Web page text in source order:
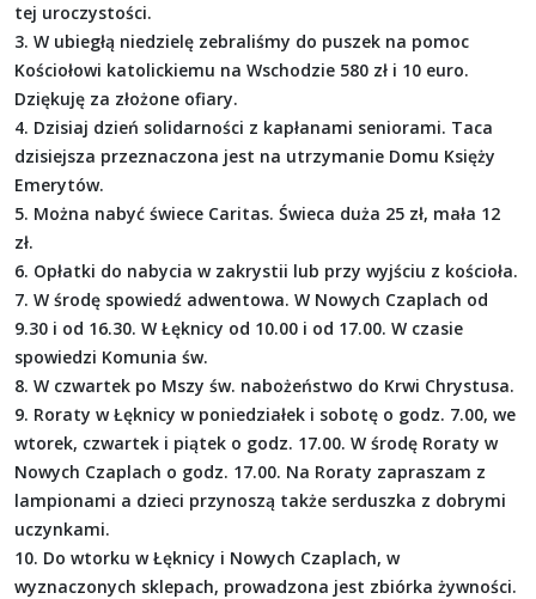
tej uroczystości.
3. W ubiegłą niedzielę zebraliśmy do puszek na pomoc
Kościołowi katolickiemu na Wschodzie 580 zł i 10 euro.
Dziękuję za złożone ofiary.
4. Dzisiaj dzień solidarności z kapłanami seniorami. Taca
dzisiejsza przeznaczona jest na utrzymanie Domu Księży
Emerytów.
5. Można nabyć świece Caritas. Świeca duża 25 zł, mała 12
zł.
6. Opłatki do nabycia w zakrystii lub przy wyjściu z kościoła.
7. W środę spowiedź adwentowa. W Nowych Czaplach od
9.30 i od 16.30. W Łęknicy od 10.00 i od 17.00. W czasie
spowiedzi Komunia św.
8. W czwartek po Mszy św. nabożeństwo do Krwi Chrystusa.
9. Roraty w Łęknicy w poniedziałek i sobotę o godz. 7.00, we
wtorek, czwartek i piątek o godz. 17.00. W środę Roraty w
Nowych Czaplach o godz. 17.00. Na Roraty zapraszam z
lampionami a dzieci przynoszą także serduszka z dobrymi
uczynkami.
10. Do wtorku w Łęknicy i Nowych Czaplach, w
wyznaczonych sklepach, prowadzona jest zbiórka żywności.